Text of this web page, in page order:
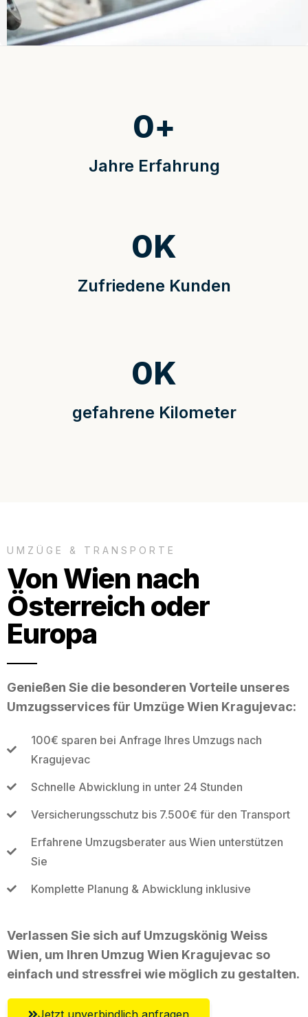
Jahre Erfahrung
0+
Zufriedene Kunden
0K
gefahrene Kilometer
0K
UMZÜGE & TRANSPORTE
Von Wien nach
Österreich oder
Europa
Genießen Sie die besonderen Vorteile unseres
Umzugsservices für Umzüge Wien Kragujevac:
100€ sparen bei Anfrage Ihres Umzugs nach
Kragujevac
Schnelle Abwicklung in unter 24 Stunden
Versicherungsschutz bis 7.500€ für den Transport
Erfahrene Umzugsberater aus Wien unterstützen
Sie
Komplette Planung & Abwicklung inklusive
Verlassen Sie sich auf Umzugskönig Weiss
Wien, um Ihren Umzug Wien Kragujevac so
einfach und stressfrei wie möglich zu gestalten.
Jetzt unverbindlich anfragen